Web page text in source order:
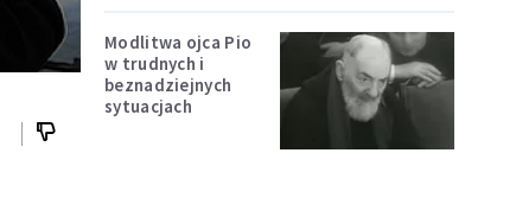
Modlitwa ojca Pio
w trudnych i
beznadziejnych
sytuacjach